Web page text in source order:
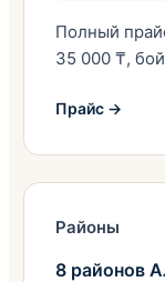
Полный
35 000 ₸,
Прайс →
Районы
8 районов